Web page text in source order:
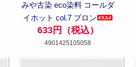
みや古染 eco染料 コールダ
イホット col.7 ブロン
633円（税込）
4901425105058